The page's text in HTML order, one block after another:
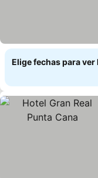
Elige fechas para